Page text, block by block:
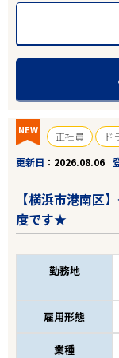
NEW 正社員
ド
更新日
2026.08.06
【横浜市港南区
度です★
勤務地
雇用形態
業種